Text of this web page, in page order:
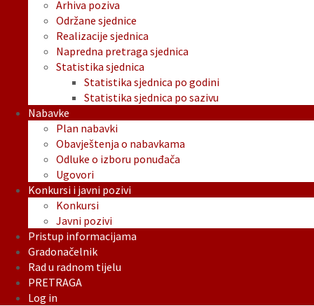
Arhiva poziva
Održane sjednice
Realizacije sjednica
Napredna pretraga sjednica
Statistika sjednica
Statistika sjednica po godini
Statistika sjednica po sazivu
Nabavke
Plan nabavki
Obavještenja o nabavkama
Odluke o izboru ponuđača
Ugovori
Konkursi i javni pozivi
Konkursi
Javni pozivi
Pristup informacijama
Gradonačelnik
Rad u radnom tijelu
PRETRAGA
Log in